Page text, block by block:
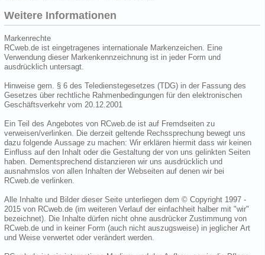
Weitere Informationen
Markenrechte
RCweb.de ist eingetragenes internationale Markenzeichen. Eine
Verwendung dieser Markenkennzeichnung ist in jeder Form und
ausdrücklich untersagt.
Hinweise gem. § 6 des Teledienstegesetzes (TDG) in der Fassung des
Gesetzes über rechtliche Rahmenbedingungen für den elektronischen
Geschäftsverkehr vom 20.12.2001
Ein Teil des Angebotes von RCweb.de ist auf Fremdseiten zu
verweisen/verlinken. Die derzeit geltende Rechssprechung bewegt uns
dazu folgende Aussage zu machen: Wir erklären hiermit dass wir keinen
Einfluss auf den Inhalt oder die Gestaltung der von uns gelinkten Seiten
haben. Dementsprechend distanzieren wir uns ausdrücklich und
ausnahmslos von allen Inhalten der Webseiten auf denen wir bei
RCweb.de verlinken.
Alle Inhalte und Bilder dieser Seite unterliegen dem © Copyright 1997 -
2015 von RCweb.de (im weiteren Verlauf der einfachheit halber mit "wir"
bezeichnet). Die Inhalte dürfen nicht ohne ausdrücker Zustimmung von
RCweb.de und in keiner Form (auch nicht auszugsweise) in jeglicher Art
und Weise verwertet oder verändert werden.